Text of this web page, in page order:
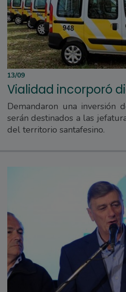
13/09
Vialidad incorporó
Demandaron una inversión
serán destinados a las
del territorio santafesino.